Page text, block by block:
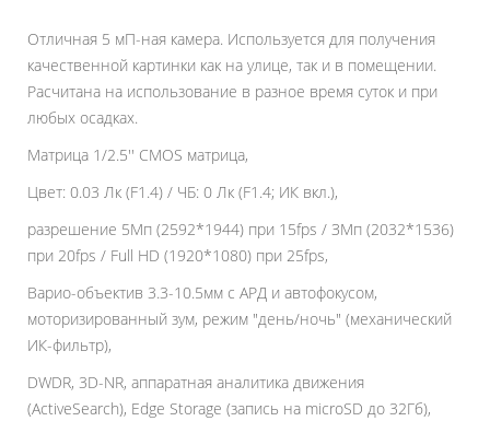
Отличная 5 мП-ная камера. Используется для получения
качественной картинки как на улице, так и в помещении.
Расчитана на использование в разное время суток и при
любых осадках.
Матрица 1/2.5'' CMOS матрица,
Цвет: 0.03 Лк (F1.4) / ЧБ: 0 Лк (F1.4; ИК вкл.),
разрешение 5Мп (2592*1944) при 15fps / ЗМп (2032*1536)
при 20fps / Full HD (1920*1080) при 25fps,
Варио-объектив 3.3-10.5мм с АРД и автофокусом,
моторизированный зум, режим "день/ночь" (механический
ИК-фильтр),
DWDR, 3D-NR, аппаратная аналитика движения
(ActiveSearch), Edge Storage (запись на microSD до 32Гб),